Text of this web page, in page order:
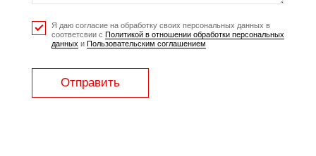
Я даю согласие на обработку своих персональных данных в
соответсвии с Политикой в отношении обработки персональных
данных и Пользовательским соглашением
Отправить